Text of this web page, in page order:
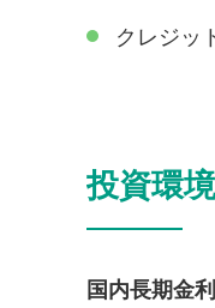
クレジッ
投資環
国内長期金